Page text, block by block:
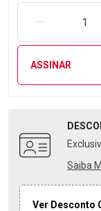
REMOVER
ASSINAR
Saiba
Ver Desconto